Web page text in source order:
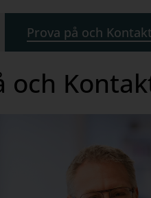
Prova på och
och